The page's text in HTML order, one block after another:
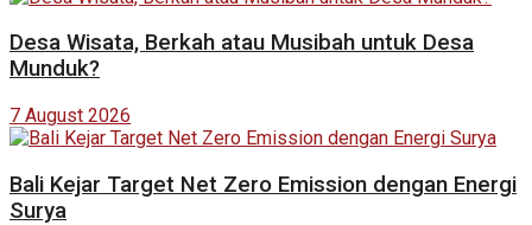
Desa Wisata, Berkah atau Musibah untuk Desa
Munduk?
7 August 2026
Bali Kejar Target Net Zero Emission dengan Energi
Surya